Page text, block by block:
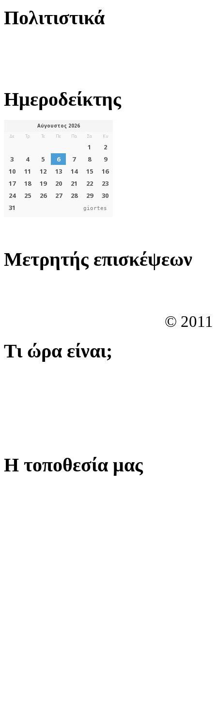
Πολιτιστικά
Ημεροδείκτης
giortes
Μετρητής επισκέψεων
©
Τι ώρα είναι;
Η τοποθεσία μας